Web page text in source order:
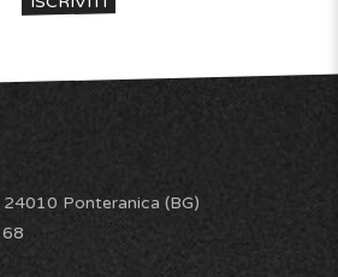
Ponteranica (BG)